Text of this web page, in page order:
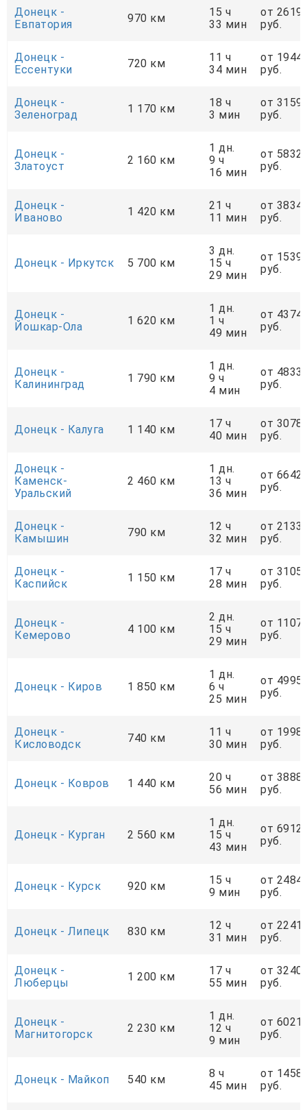
Донецк -
Евпатория
970 км
15 ч
33 мин
от
руб.
Донецк -
Ессентуки
720 км
11 ч
34 мин
от
руб.
Донецк -
Зеленоград
1 170 км
18 ч
3 мин
от
руб.
Донецк -
Златоуст
2 160 км
1 дн.
9 ч
16 мин
от
руб.
Донецк -
Иваново
1 420 км
21 ч
11 мин
от
руб.
Донецк - Иркутск 5 700 км
3 дн.
15 ч
29 мин
от
руб.
Донецк -
Йошкар-Ола
1 620 км
1 дн.
1 ч
49 мин
от
руб.
Донецк -
Калининград
1 790 км
1 дн.
9 ч
4 мин
от
руб.
Донецк - Калуга 1 140 км
17 ч
40 мин
от
руб.
Донецк -
Каменск-
Уральский
2 460 км
1 дн.
13 ч
36 мин
от
руб.
Донецк -
Камышин
790 км
12 ч
32 мин
от
руб.
Донецк -
Каспийск
1 150 км
17 ч
28 мин
от
руб.
Донецк -
Кемерово
4 100 км
2 дн.
15 ч
29 мин
от
руб.
Донецк - Киров 1 850 км
1 дн.
6 ч
25 мин
от
руб.
Донецк -
Кисловодск
740 км
11 ч
30 мин
от
руб.
Донецк - Ковров 1 440 км
20 ч
56 мин
от
руб.
Донецк - Курган 2 560 км
1 дн.
15 ч
43 мин
от
руб.
Донецк - Курск 920 км
15 ч
9 мин
от
руб.
Донецк - Липецк 830 км
12 ч
31 мин
от
руб.
Донецк -
Люберцы
1 200 км
17 ч
55 мин
от
руб.
Донецк -
Магнитогорск
2 230 км
1 дн.
12 ч
9 мин
от
руб.
Донецк - Майкоп 540 км
8 ч
45 мин
от
руб.